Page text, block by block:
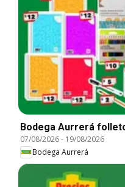
Bodega Aurrerá
07/08/2026- 19/08/2026
Bodega Aurrerá